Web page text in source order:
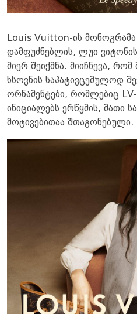
Louis Vuitton-ის
დამფუძნებლის, ლუი
მიერ შეიქმნა. მიიჩნევა, რომ
ხსოვნის საპატივცემულოდ
ორნამენტები, რომლებიც
ინიციალებს ერწყმის, მათი
მოტივებითაა შთაგონებული.